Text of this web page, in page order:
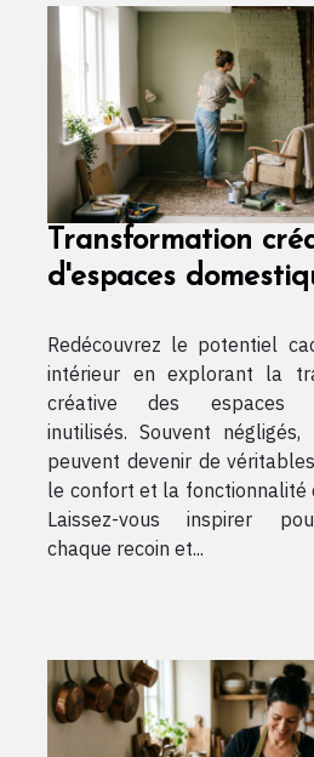
Transformation
d'espaces
Redécouvrez le potentiel
intérieur en explorant la
créative des espaces
inutilisés. Souvent
peuvent devenir de
le confort et la fonctionnalité
Laissez-vous inspirer
chaque recoin et...